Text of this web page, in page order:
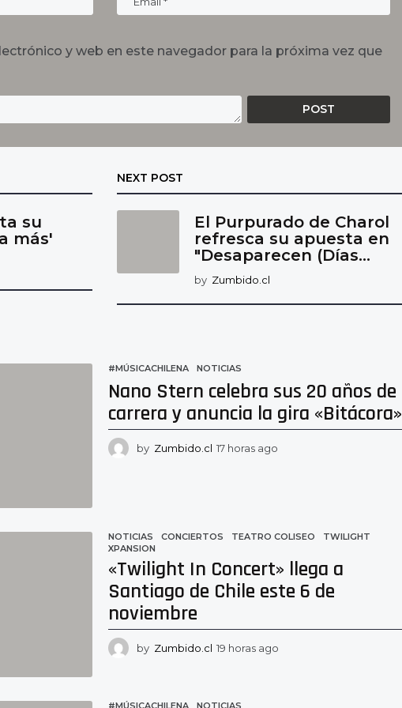
y web en este navegador para la próxima vez que
su
más'
NEXT POST
El Purpurado de Charol
refresca su apuesta en
"Desaparecen (Días...
by Zumbido.cl
#MÚSICACHILENA ,NOTICIAS
Nano Stern celebra sus 20 años de
carrera y anuncia la gira «Bitácora»
by Zumbido.cl 17 horas ago
s
g
o
NOTICIAS CONCIERTOS ,TEATRO COLISEO ,TWILIGHT
XPANSION
«Twilight In Concert» llega a
Santiago de Chile este 6 de
noviembre
by Zumbido.cl 19 horas ago
#MÚSICACHILENA ,NOTICIAS